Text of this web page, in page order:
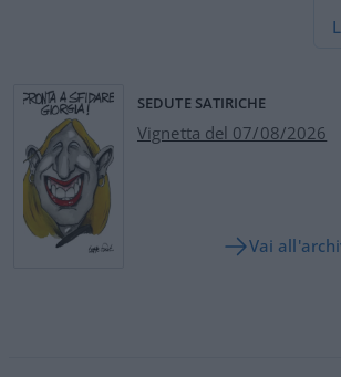
SEDUTE SATIRICHE
Vignetta del 07/08/2026
Vai